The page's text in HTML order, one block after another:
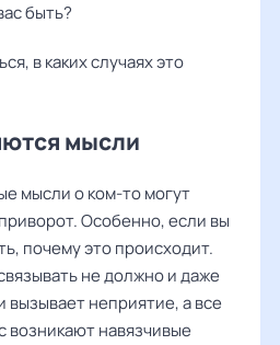
быть?
в каких случаях это
мысли
мысли о ком-то могут
Особенно, если вы
почему это происходит.
не должно и даже
вызывает неприятие, а все
возникают навязчивые